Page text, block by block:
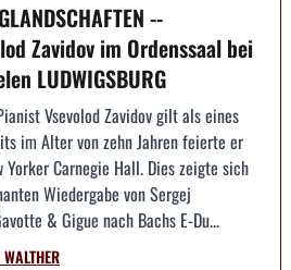
--
Zavidov im Ordenssaal bei
LUDWIGSBURG
Vsevolod Zavidov gilt als eines
im Alter von zehn Jahren feierte er
Carnegie Hall. Dies zeigte sich
Wiedergabe von Sergej
& Gigue nach Bachs E-Du...